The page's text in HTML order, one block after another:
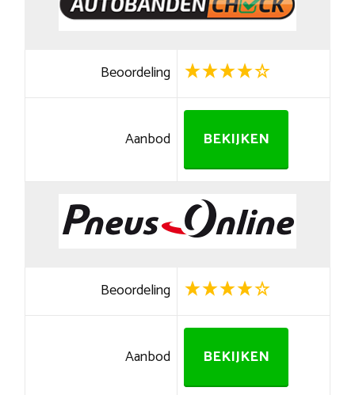
Beoordeling
Aanbod BEKIJKEN
Beoordeling
Aanbod BEKIJKEN